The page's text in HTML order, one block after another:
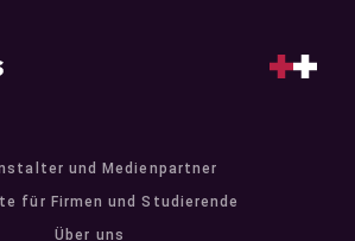
und Medienpartner
für Firmen und Studierende
Über uns